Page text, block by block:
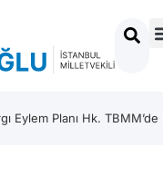
Eylem Planı Hk. TBMM’de